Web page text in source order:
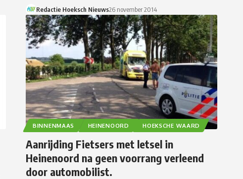
Redactie Hoeksch Nieuws26 november 2014
BINNENMAAS HEINENOORD HOEKSCHE WAARD
Aanrijding Fietsers met letsel in
Heinenoord na geen voorrang verleend
door automobilist.